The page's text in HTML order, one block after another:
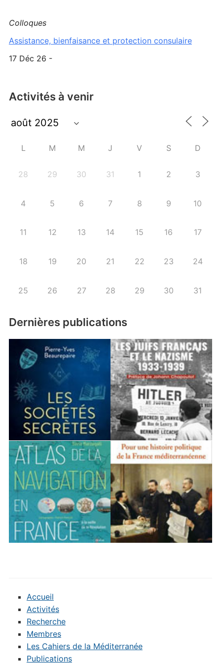
Colloques
Assistance, bienfaisance et protection consulaire
17 Déc 26 -
Activités à venir
L M M J V S D
28 29 30 31 1 2 3
4 5 6 7 8 9 10
11 12 13 14 15 16 17
18 19 20 21 22 23 24
25 26 27 28 29 30 31
Dernières publications
Accueil
Activités
Recherche
Membres
Les Cahiers de la Méditerranée
Publications